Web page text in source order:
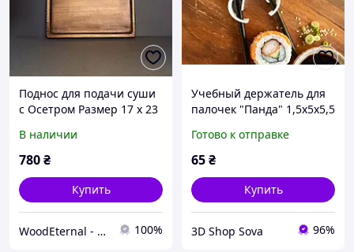
Поднос для подачи суши
с Осетром Размер 17 х 23
В наличии
780₴
Купить
WoodEternal - Изделия из Дерева 100% 100%
Учебный держатель для
палочек "Панда" 1,5х5х5,5
роллов
Готово к отправке
65₴
Купить
3D Shop Sova 96%